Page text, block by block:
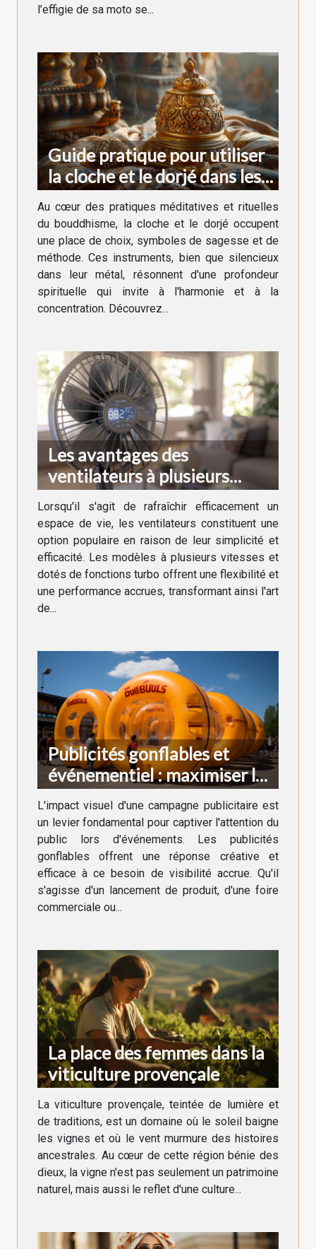
l’effigie de sa moto se...
Guide pratique pour utiliser
la cloche et le dorjé dans les
rituels bouddhistes
Au cœur des pratiques méditatives et rituelles
du bouddhisme, la cloche et le dorjé occupent
une place de choix, symboles de sagesse et de
méthode. Ces instruments, bien que silencieux
dans leur métal, résonnent d'une profondeur
spirituelle qui invite à l'harmonie et à la
concentration. Découvrez...
Les avantages des
ventilateurs à plusieurs
vitesses et fonctions turbo
Lorsqu'il s'agit de rafraîchir efficacement un
espace de vie, les ventilateurs constituent une
option populaire en raison de leur simplicité et
efficacité. Les modèles à plusieurs vitesses et
dotés de fonctions turbo offrent une flexibilité et
une performance accrues, transformant ainsi l'art
de...
Publicités gonflables et
événementiel : maximiser la
visibilité
L'impact visuel d'une campagne publicitaire est
un levier fondamental pour captiver l'attention du
public lors d'événements. Les publicités
gonflables offrent une réponse créative et
efficace à ce besoin de visibilité accrue. Qu'il
s'agisse d'un lancement de produit, d'une foire
commerciale ou...
La place des femmes dans la
viticulture provençale
La viticulture provençale, teintée de lumière et
de traditions, est un domaine où le soleil baigne
les vignes et où le vent murmure des histoires
ancestrales. Au cœur de cette région bénie des
dieux, la vigne n'est pas seulement un patrimoine
naturel, mais aussi le reflet d'une culture...